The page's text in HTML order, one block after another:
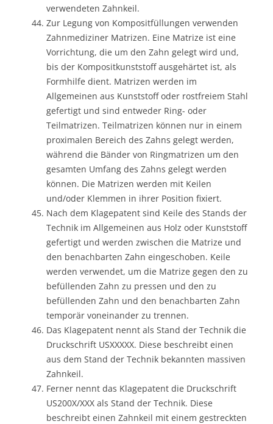
verwendeten Zahnkeil.
Zur Legung von Kompositfüllungen verwenden
Zahnmediziner Matrizen. Eine Matrize ist eine
Vorrichtung, die um den Zahn gelegt wird und,
bis der Kompositkunststoff ausgehärtet ist, als
Formhilfe dient. Matrizen werden im
Allgemeinen aus Kunststoff oder rostfreiem Stahl
gefertigt und sind entweder Ring- oder
Teilmatrizen. Teilmatrizen können nur in einem
proximalen Bereich des Zahns gelegt werden,
während die Bänder von Ringmatrizen um den
gesamten Umfang des Zahns gelegt werden
können. Die Matrizen werden mit Keilen
und/oder Klemmen in ihrer Position fixiert.
Nach dem Klagepatent sind Keile des Stands der
Technik im Allgemeinen aus Holz oder Kunststoff
gefertigt und werden zwischen die Matrize und
den benachbarten Zahn eingeschoben. Keile
werden verwendet, um die Matrize gegen den zu
befüllenden Zahn zu pressen und den zu
befüllenden Zahn und den benachbarten Zahn
temporär voneinander zu trennen.
Das Klagepatent nennt als Stand der Technik die
Druckschrift USXXXXX. Diese beschreibt einen
aus dem Stand der Technik bekannten massiven
Zahnkeil.
Ferner nennt das Klagepatent die Druckschrift
US200X/XXX als Stand der Technik. Diese
beschreibt einen Zahnkeil mit einem gestreckten